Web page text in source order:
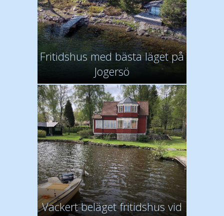
Fritidshus med bästa läget på
Jogersö
Vackert beläget fritidshus vid